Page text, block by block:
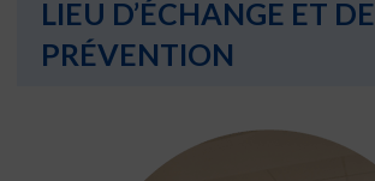
LIEU D’ÉCHANGE ET DE
PRÉVENTION